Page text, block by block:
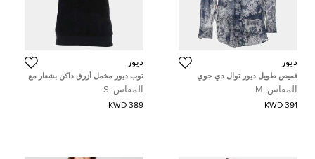
ديور
قميص طويل ديور توال دي جوي
المقاس: M
391 KWD
ديور
توب ديور مخمل أزرق داكن بشعار مع
قبعة مقاس صغير
المقاس: S
389 KWD